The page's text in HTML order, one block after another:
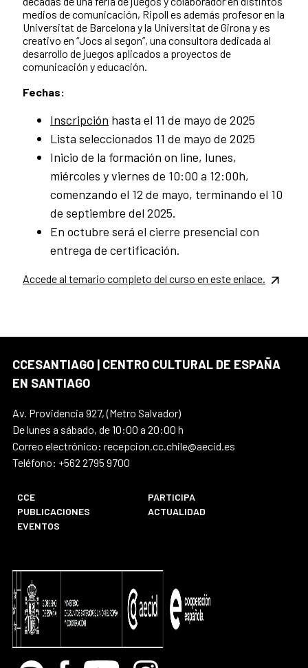
medios de comunicación, Ripoll es además profesor en la
Universitat de Barcelona y la Universitat de Girona y es
creativo en “Jocs al segon”, una consultora dedicada al
desarrollo de juegos aplicados a proyectos de
comunicación y educación.
Fechas:
Inscripción hasta el 11 de mayo de 2025
Lista seleccionados 11 de mayo de 2025
Inicio de la formación on line, lunes,
miércoles y viernes de 10:00 a 12:00h,
comenzando el 12 de mayo, terminando el 10
de septiembre del 2025.
En octubre será el cierre presencial con
entrega de certificación.
Accede al temario completo del curso en este enlace.
CCESANTIAGO | CENTRO CULTURAL DE ESPAÑA
EN SANTIAGO
Av. Providencia 927, (Metro Salvador)
De lunes a sábado, de 10:00 a 20:00 h
Correo electrónico: recepcion.cc.chile@aecid.es
Teléfono: +562 2795 9700
CCE
PARTICIPA
PUBLICACIONES
ACTUALIDAD
EVENTOS